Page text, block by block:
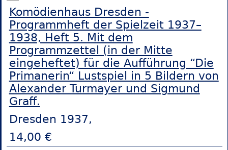
Komödienhaus Dresden -
Programmheft der Spielzeit 1937–
1938, Heft 5. Mit dem
Programmzettel (in der Mitte
eingeheftet) für die Aufführung “Die
Primanerin“ Lustspiel in 5 Bildern von
Alexander Turmayer und Sigmund
Graff.
Dresden 1937,
14,00 €